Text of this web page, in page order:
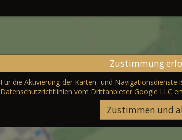
Zustimmung
Für die Aktivierung der Karten- und Navigationsdienste
Datenschutzrichtlinien vom Drittanbieter Google LLC
Zustimmen und